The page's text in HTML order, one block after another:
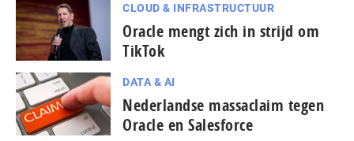
CLOUD & INFRASTRUCTUUR
Oracle mengt zich in strijd om
TikTok
DATA & AI
Nederlandse massaclaim tegen
Oracle en Salesforce